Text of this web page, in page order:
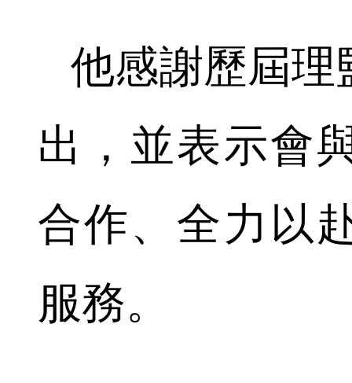
他感謝歷屆理
出，並表示會
合作、全力以
服務。